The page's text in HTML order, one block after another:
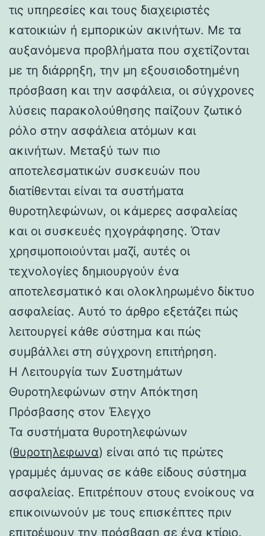
τις υπηρεσίες και τους διαχειριστές
κατοικιών ή εμπορικών ακινήτων. Με τα
αυξανόμενα προβλήματα που σχετίζονται
με τη διάρρηξη, την μη εξουσιοδοτημένη
πρόσβαση και την ασφάλεια, οι σύγχρονες
λύσεις παρακολούθησης παίζουν ζωτικό
ρόλο στην ασφάλεια ατόμων και
ακινήτων. Μεταξύ των πιο
αποτελεσματικών συσκευών που
διατίθενται είναι τα συστήματα
θυροτηλεφώνων, οι κάμερες ασφαλείας
και οι συσκευές ηχογράφησης. Όταν
χρησιμοποιούνται μαζί, αυτές οι
τεχνολογίες δημιουργούν ένα
αποτελεσματικό και ολοκληρωμένο δίκτυο
ασφαλείας. Αυτό το άρθρο εξετάζει πώς
λειτουργεί κάθε σύστημα και πώς
συμβάλλει στη σύγχρονη επιτήρηση.
Η Λειτουργία των Συστημάτων
Θυροτηλεφώνων στην Απόκτηση
Πρόσβασης στον Έλεγχο
Τα συστήματα θυροτηλεφώνων
(θυροτηλεφωνα) είναι από τις πρώτες
γραμμές άμυνας σε κάθε είδους σύστημα
ασφαλείας. Επιτρέπουν στους ενοίκους να
επικοινωνούν με τους επισκέπτες πριν
επιτρέψουν την πρόσβαση σε ένα κτίριο.